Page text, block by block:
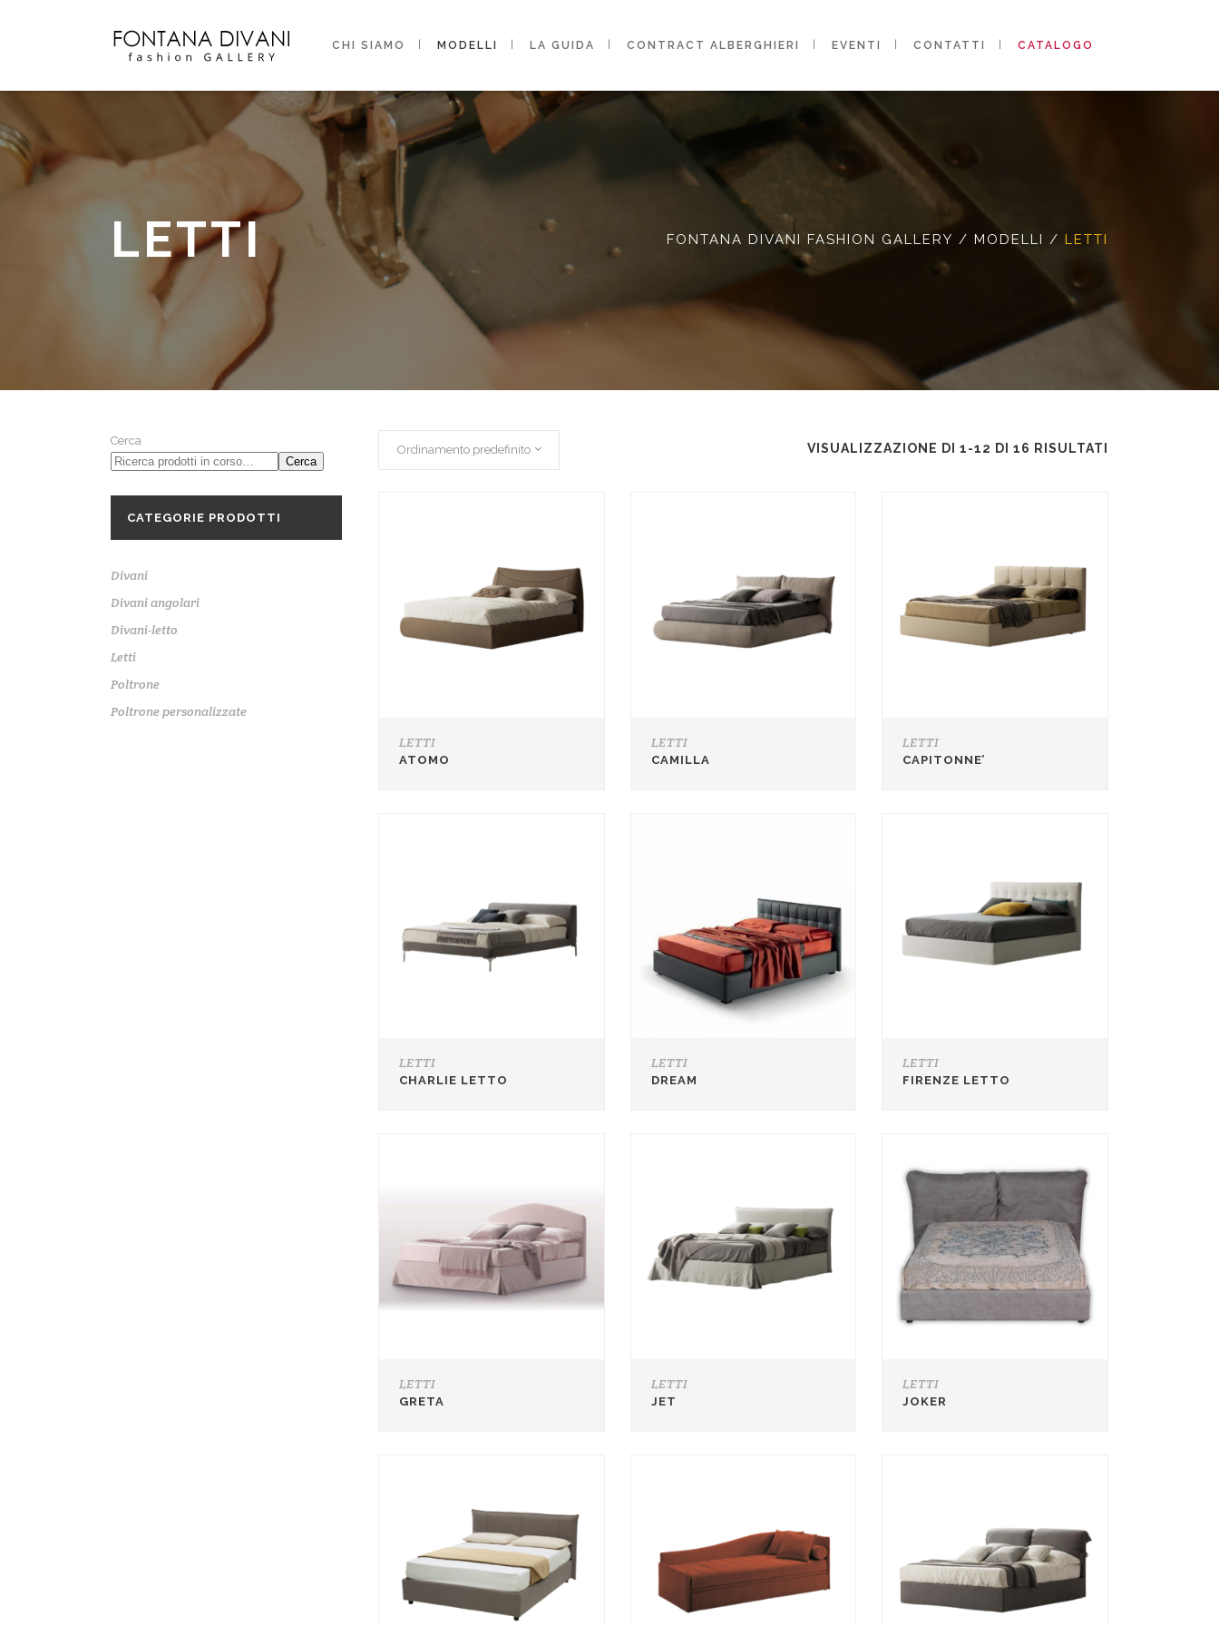
CHI SIAMO MODELLI LA GUIDA CONTRACT ALBERGHIERI EVENTI CONTATTI CATALOGO
LETTI FONTANA DIVANI FASHION GALLERY / MODELLI / LETTI
Cerca
Cerca
CATEGORIE PRODOTTI
Divani
Divani angolari
Divani-letto
Letti
Poltrone
Poltrone personalizzate
VISUALIZZAZIONE DI 1-12 DI 16 RISULTATI
Ordinamento predefinito
LETTI
ATOMO
LETTI
CAMILLA
LETTI
CAPITONNE’
LETTI
CHARLIE LETTO
LETTI
DREAM
LETTI
FIRENZE LETTO
LETTI
GRETA
LETTI
JET
LETTI
JOKER